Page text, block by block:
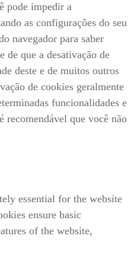
pode impedir a
as configurações do seu
navegador para saber
de que a desativação de
deste e de muitos outros
de cookies geralmente
funcionalidades e
recomendável que você não
essential for the website
ensure basic
of the website,